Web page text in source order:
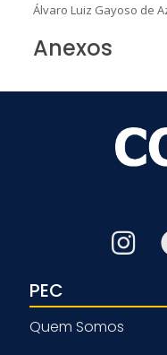
Álvaro Luiz Gayoso de
Anexos
PEC
Quem Somos